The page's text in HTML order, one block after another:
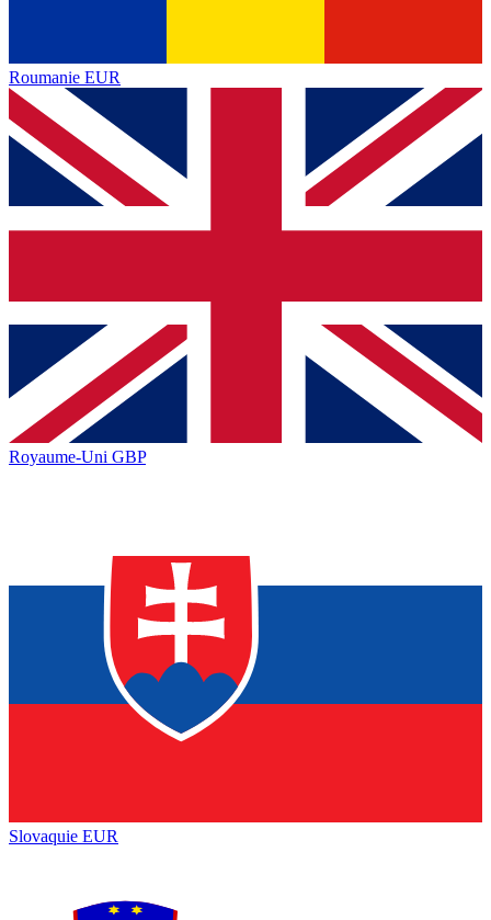
Roumanie EUR
Royaume-Uni GBP
Slovaquie EUR